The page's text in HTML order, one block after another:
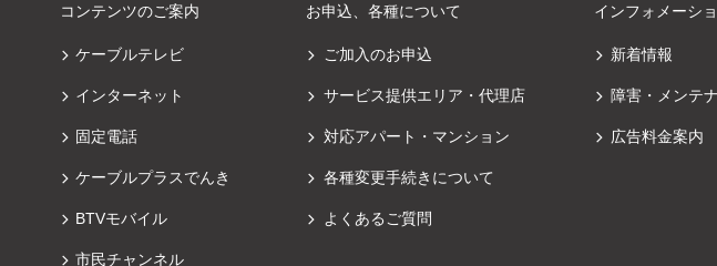
コンテンツのご案内
ケーブルテレビ
インターネット
固定電話
ケーブルプラスでんき
BTVモバイル
市民チャンネル
お申込、各種について
ご加入のお申込
サービス提供エリア・代理店
対応アパート・マンション
各種変更手続きについて
よくあるご質問
インフォメーシ
新着情報
障害・メンテ
広告料金案内